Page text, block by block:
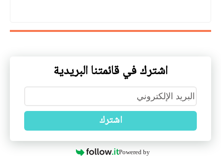
اشترك في قائمتنا البريدية
اشترك
Powered by